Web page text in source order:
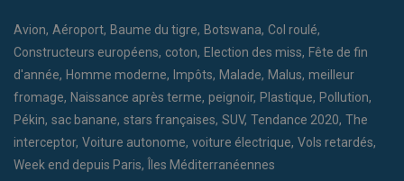
Avion Aéroport Baume du tigre Botswana Col roulé
Constructeurs européens coton Election des miss Fête de fin
d'année Homme moderne Impôts Malade Malus meilleur
fromage Naissance après terme peignoir Plastique Pollution
Pékin sac banane stars françaises SUV Tendance 2020 The
interceptor Voiture autonome voiture électrique Vols retardés
Week end depuis Paris Îles Méditerranéennes